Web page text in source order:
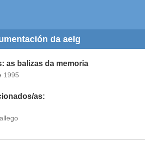
da aelg
as balizas da memoria
1995
as: